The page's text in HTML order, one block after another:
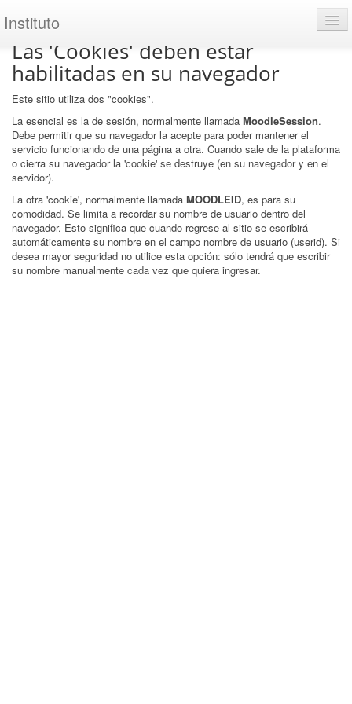
Instituto
Página principal
Alumnos
Usted no se ha identificado. (
Las 'Cookies' deben estar
habilitadas en su navegador
Este sitio utiliza dos "cookies".
La esencial es la de sesión, normalmente llamada MoodleSession.
Debe permitir que su navegador la acepte para poder mantener el
servicio funcionando de una página a otra. Cuando sale de la plataforma
o cierra su navegador la 'cookie' se destruye (en su navegador y en el
servidor).
La otra 'cookie', normalmente llamada MOODLEID, es para su
comodidad. Se limita a recordar su nombre de usuario dentro del
navegador. Esto significa que cuando regrese al sitio se escribirá
automáticamente su nombre en el campo nombre de usuario (userid). Si
desea mayor seguridad no utilice esta opción: sólo tendrá que escribir
su nombre manualmente cada vez que quiera ingresar.